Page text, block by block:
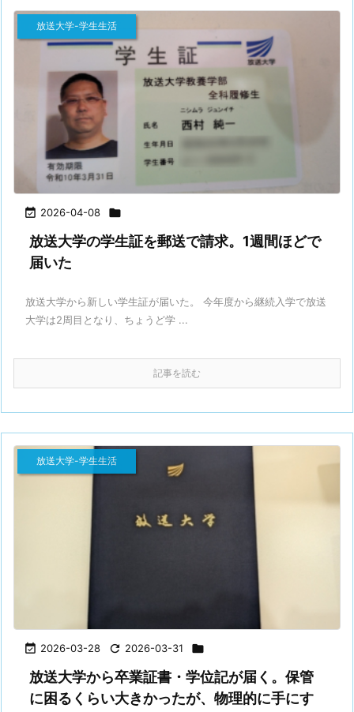
 2026-04-08 
放送大学-学生生活
放送大学の学生証を郵送で請求。1週間ほどで
届いた
放送大学から新しい学生証が届いた。 今年度から継続入学で放送
大学は2周目となり、ちょうど学 ...
記事を読む
 2026-03-28  2026-03-31 
放送大学-学生生活
放送大学から卒業証書・学位記が届く。保管
に困るくらい大きかったが、物理的に手にす